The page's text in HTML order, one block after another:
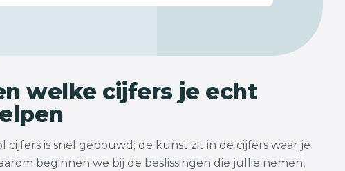
welke cijfers je echt
cijfers is snel gebouwd; de kunst zit in de cijfers waar je
beginnen we bij de beslissingen die jullie nemen,